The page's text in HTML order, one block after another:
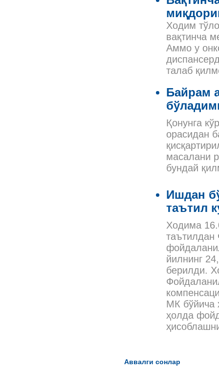
Ходим
вақтинча
Аммо у
талаб
Байрам
Қонунга
орасидан
масалани
бундай
Ишдан
таътил
Ходима
таътилдан
йилнинг
берилди.
МК бўйича
ҳолда
Аввалги сонлар